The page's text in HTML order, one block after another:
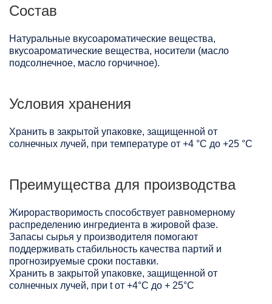
Состав
Натуральные вкусоароматические вещества,
вкусоароматические вещества, носители (масло
подсолнечное, масло горчичное).
Условия хранения
Хранить в закрытой упаковке, защищенной от
солнечных лучей, при температуре от +4 °C до +25 °C
Преимущества для производства
Жирорастворимость способствует равномерному
распределению ингредиента в жировой фазе.
Запасы сырья у производителя помогают
поддерживать стабильность качества партий и
прогнозируемые сроки поставки.
Хранить в закрытой упаковке, защищенной от
солнечных лучей, при t от +4°C до + 25°С